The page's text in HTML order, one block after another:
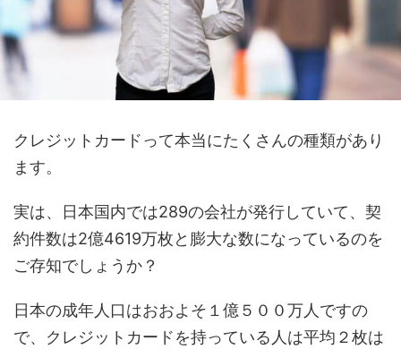
クレジットカードって本当にたくさんの種類があり
ます。
実は、日本国内では289の会社が発行していて、契
約件数は2億4619万枚と膨大な数になっているのを
ご存知でしょうか？
日本の成年人口はおおよそ１億５００万人ですの
で、クレジットカードを持っている人は平均２枚は